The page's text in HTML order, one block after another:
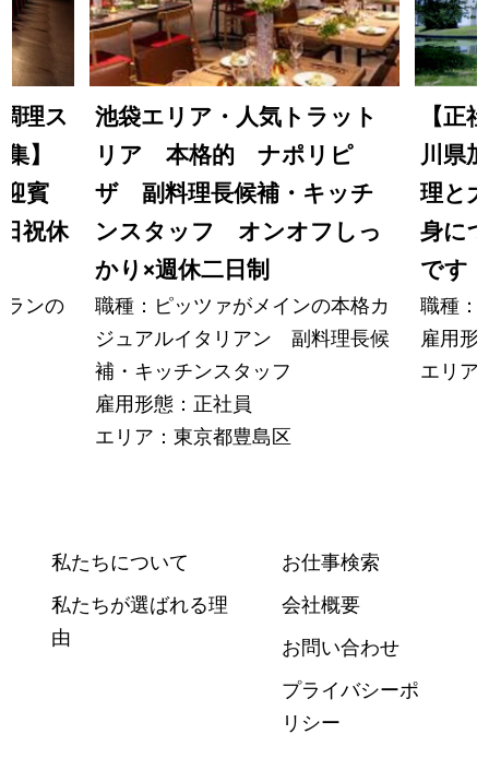
理ス
】
賓
祝休
ランの
池袋エリア・人気トラット
リア 本格的 ナポリピ
ザ 副料理長候補・キッチ
ンスタッフ オンオフしっ
かり×週休二日制
職種：ピッツァがメインの本格カ
ジュアルイタリアン 副料理長候
補・キッチンスタッフ
雇用形態：正社員
エリア：東京都豊島区
【正
川県
理と
身に
です
職種：
雇用形
エリア
私たちについて
私たちが選ばれる理
由
お仕事検索
会社概要
お問い合わせ
プライバシーポ
リシー